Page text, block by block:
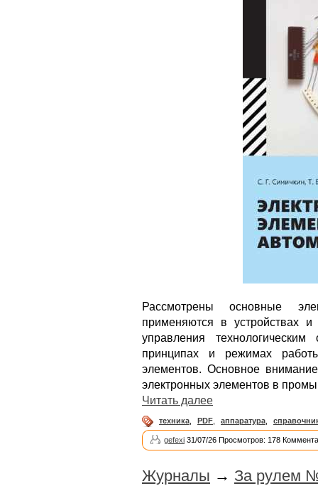
Рассмотрены основные
применяются в устройствах
управления
принципах и режимах
элементов. Основное
электронных элементов в
Читать далее
техника PDF аппаратура
gefexi 31/07/26 Просмотров: 178
Журналы → За рулем